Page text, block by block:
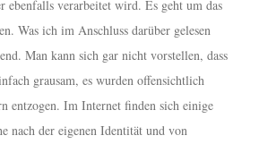
ebenfalls verarbeitet wird. Es geht um das
Was ich im Anschluss darüber gelesen
Man kann sich gar nicht vorstellen, dass
grausam, es wurden offensichtlich
entzogen. Im Internet finden sich einige
nach der eigenen Identität und von